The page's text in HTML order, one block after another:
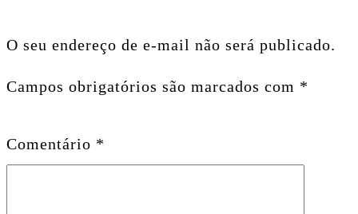
O seu endereço de e-mail não será publicado.
Campos obrigatórios são marcados com *
Comentário *